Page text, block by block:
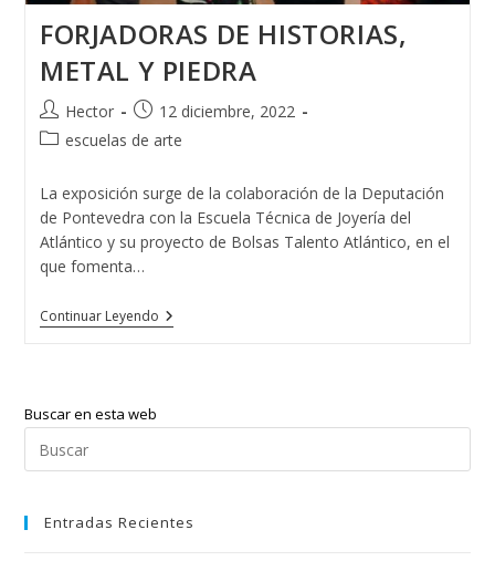
FORJADORAS DE HISTORIAS,
METAL Y PIEDRA
Autor
de
Hector
Publicación
de
12 diciembre, 2022
Categoría
la
entrada:
escuelas de arte
La exposición surge de la colaboración de la Deputación
de Pontevedra con la Escuela Técnica de Joyería del
Atlántico y su proyecto de Bolsas Talento Atlántico, en el
que fomenta…
Continuar LeyendoFORJADORAS
DE
Buscar en esta web
Entradas Recientes